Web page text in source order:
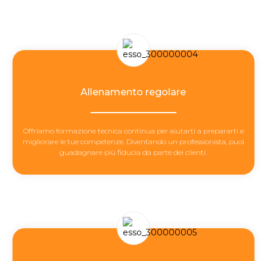
Allenamento regolare
Offriamo formazione tecnica continua per aiutarti a prepararti e
migliorare le tue competenze. Diventando un professionista, puoi
guadagnare più fiducia da parte dei clienti.